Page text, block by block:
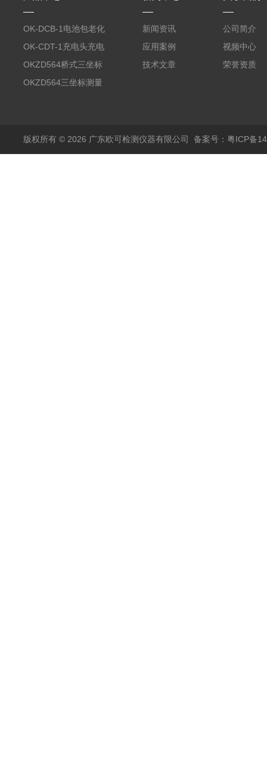
OK-DCB-1电池包老化
测试系统
OK-CDT-1充电头充电
宝测试系统
OKZD564桥式三坐标
测量仪
OKZD564三坐标测量
新闻资讯
应用案例
技术文章
公司简介
视频中心
荣誉资质
版权所有 © 2026 广东欧可检测仪器有限公司 备案号：粤ICP备